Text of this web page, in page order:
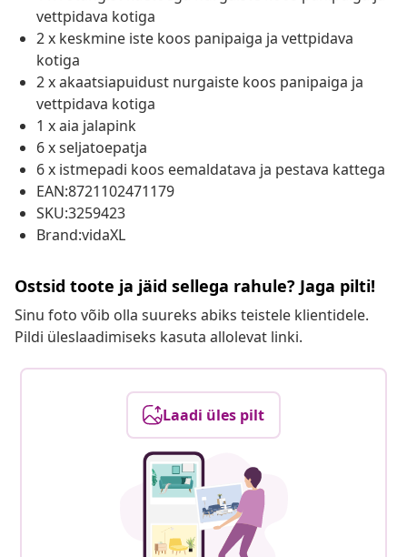
vettpidava kotiga
2 x keskmine iste koos panipaiga ja vettpidava
kotiga
2 x akaatsiapuidust nurgaiste koos panipaiga ja
vettpidava kotiga
1 x aia jalapink
6 x seljatoepatja
6 x istmepadi koos eemaldatava ja pestava kattega
EAN:8721102471179
SKU:3259423
Brand:vidaXL
Ostsid toote ja jäid sellega rahule? Jaga pilti!
Sinu foto võib olla suureks abiks teistele klientidele.
Pildi üleslaadimiseks kasuta allolevat linki.
Laadi üles pilt